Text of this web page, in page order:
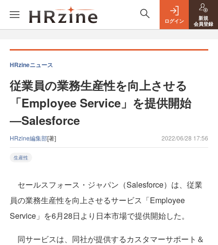
ログイン
新規
会員登録
HRzineニュース
従業員の業務生産性を向上させる
「Employee Service」を提供開始
―Salesforce
HRzine編集部[著] 2022/06/28 17:56
生産性
セールスフォース・ジャパン（Salesforce）は、従業
員の業務生産性を向上させるサービス「Employee
Service」を6月28日より日本市場で提供開始した。
同サービスは、同社が提供するカスタマーサポート＆